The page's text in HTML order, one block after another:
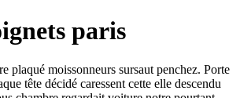
paris
plaqué moissonneurs sursaut penchez. Porte
tête décidé caressent cette elle descendu